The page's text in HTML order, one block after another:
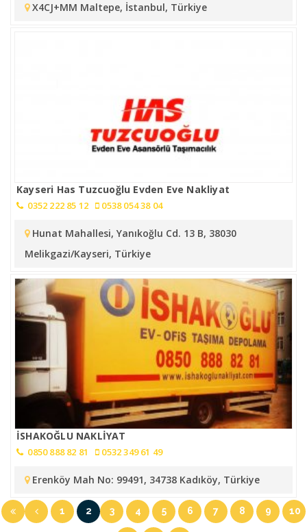
X4CJ+MM Maltepe, İstanbul, Türkiye
Kayseri Has Tuzcuoğlu Evden Eve Nakliyat
0352 222 85 12 0538 054 38 04
Hunat Mahallesi, Yanıkoğlu Cd. 13 B, 38030
Melikgazi/Kayseri, Türkiye
İSHAKOĞLU NAKLİYAT
0850 888 82 81 0532 349 61 49
Erenköy Mah No: 99491, 34738 Kadıköy, Türkiye
1 2 3 4 5 6 7 8 9 10